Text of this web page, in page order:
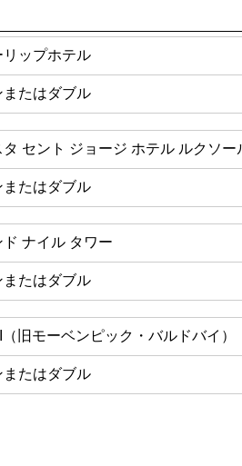
リップホテル
またはダブル
タ セント ジョージ ホテル ルクソー
またはダブル
ド ナイル タワー
またはダブル
旧モーベンピック・バルドバイ）
またはダブル